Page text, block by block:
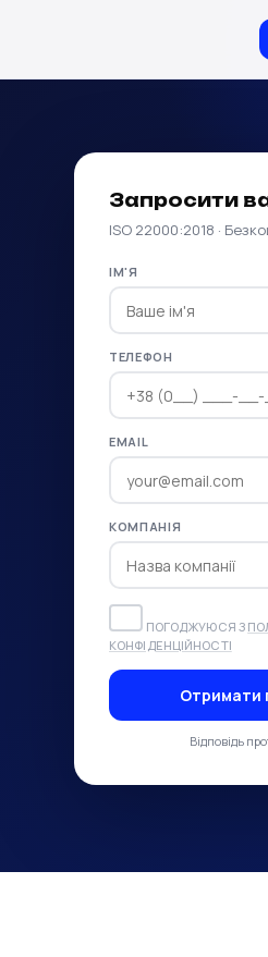
Запросити
ISO 22000:2018 ·
ІМ'Я
ТЕЛЕФОН
EMAIL
КОМПАНІЯ
ПОГОДЖУЮСЯ З
КОНФІДЕНЦІЙНОСТІ
Отримати
Відповідь